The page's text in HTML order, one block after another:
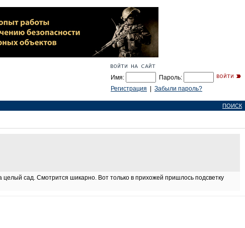
Имя:
Пароль:
Регистрация
Забыли пароль?
ПОИСК
сад. Смотрится шикарно. Вот только в прихожей пришлось подсветку